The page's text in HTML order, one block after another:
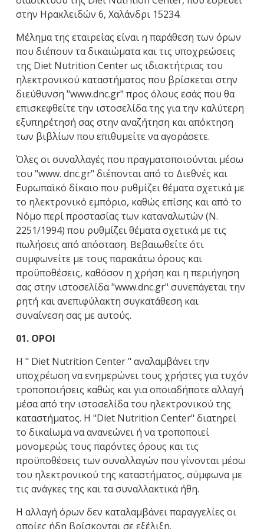
στην Ηρακλειδών 6, Χαλάνδρι 15234.
Μέλημα της εταιρείας είναι η παράθεση των όρων
που διέπουν τα δικαιώματα και τις υποχρεώσεις
της Diet Nutrition Center ως ιδιοκτήτριας του
ηλεκτρονικού καταστήματος που βρίσκεται στην
διεύθυνση "www.dnc.gr" προς όλους εσάς που θα
επισκεφθείτε την ιστοσελίδα της για την καλύτερη
εξυπηρέτησή σας στην αναζήτηση και απόκτηση
των βιβλίων που επιθυμείτε να αγοράσετε.
Όλες οι συναλλαγές που πραγματοποιούνται μέσω
του "www. dnc.gr" διέπονται από το Διεθνές και
Ευρωπαϊκό δίκαιο που ρυθμίζει θέματα σχετικά με
το ηλεκτρονικό εμπόριο, καθώς επίσης και από το
Νόμο περί προστασίας των καταναλωτών (Ν.
2251/1994) που ρυθμίζει θέματα σχετικά με τις
πωλήσεις από απόσταση. Βεβαιωθείτε ότι
συμφωνείτε με τους παρακάτω όρους και
προϋποθέσεις, καθόσον η χρήση και η περιήγηση
σας στην ιστοσελίδα "www.dnc.gr" συνεπάγεται την
ρητή και ανεπιφύλακτη συγκατάθεση και
συναίνεση σας με αυτούς.
01. ΟΡΟΙ
Η " Diet Nutrition Center " αναλαμβάνει την
υποχρέωση να ενημερώνει τους χρήστες για τυχόν
τροποποιήσεις καθώς και για οποιαδήποτε αλλαγή
μέσα από την ιστοσελίδα του ηλεκτρονικού της
καταστήματος. Η "Diet Nutrition Center" διατηρεί
το δικαίωμα να ανανεώνει ή να τροποποιεί
μονομερώς τους παρόντες όρους και τις
προϋποθέσεις των συναλλαγών που γίνονται μέσω
του ηλεκτρονικού της καταστήματος, σύμφωνα με
τις ανάγκες της και τα συναλλακτικά ήθη.
Η αλλαγή όρων δεν καταλαμβάνει παραγγελίες οι
οποίες ήδη βρίσκονται σε εξέλιξη.